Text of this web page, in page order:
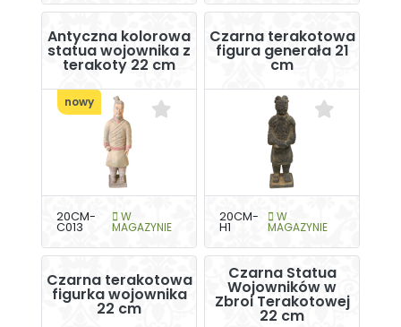
Antyczna kolorowa
statua wojownika z
terakoty 22 cm
nowy
20CM-
C013
W
MAGAZYNIE
Czarna terakotowa
figura generała 21
cm
20CM-
H1
W
MAGAZYNIE
Czarna terakotowa
figurka wojownika
22 cm
Czarna Statua
Wojowników w
Zbroi Terakotowej
22 cm